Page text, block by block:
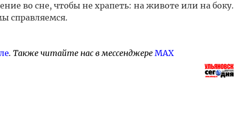
во сне, чтобы не храпеть: на животе или на боку.
справляемся.
. Также читайте нас в мессенджере MAX